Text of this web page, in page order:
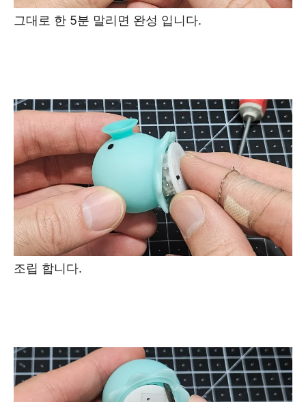
그대로 한 5분 말리면 완성 입니다.
조립 합니다.